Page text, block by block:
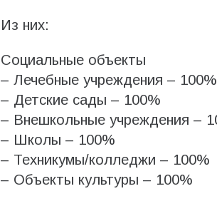
Из них:
Социальные объекты
– Лечебные учреждения – 100%
– Детские сады – 100%
– Внешкольные учреждения –
– Школы – 100%
– Техникумы/колледжи – 100%
– Объекты культуры – 100%